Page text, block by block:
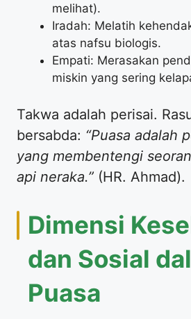
melihat).
Iradah: Melatih
atas nafsu biologis.
Empati: Merasakan
miskin yang sering
Takwa adalah perisai.
bersabda: “Puasa adalah
yang membentengi
api neraka.” (HR. Ahmad).
Dimensi
dan Sosial
Puasa